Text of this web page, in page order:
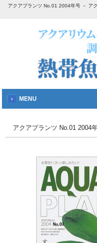
アクアプランツ No.01 2004年号 － ア
MENU
アクアプランツ No.01 2004